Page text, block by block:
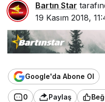
Bartın Star
19 Kasım 2018,
Google'da Abone Ol
0 Paylaş